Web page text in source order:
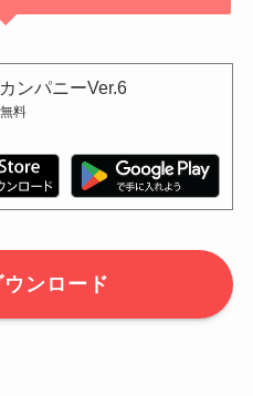
ンパニーVer.6
無料
ンロード